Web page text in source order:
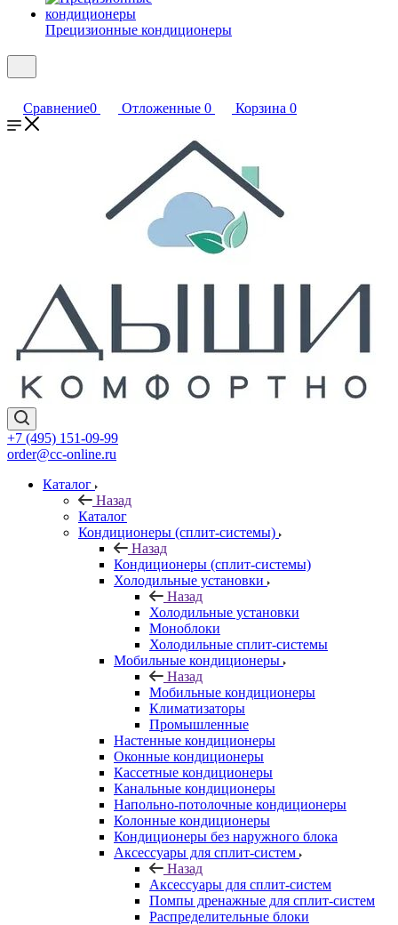
Прецизионные кондиционеры
Сравнение0 Отложенные 0 Корзина 0
+7 (495) 151-09-99
order@cc-online.ru
Каталог
Назад
Каталог
Кондиционеры (сплит-системы)
Назад
Кондиционеры (сплит-системы)
Холодильные установки
Назад
Холодильные установки
Моноблоки
Холодильные сплит-системы
Мобильные кондиционеры
Назад
Мобильные кондиционеры
Климатизаторы
Промышленные
Настенные кондиционеры
Оконные кондиционеры
Кассетные кондиционеры
Канальные кондиционеры
Напольно-потолочные кондиционеры
Колонные кондиционеры
Кондиционеры без наружного блока
Аксессуары для сплит-систем
Назад
Аксессуары для сплит-систем
Помпы дренажные для сплит-систем
Распределительные блоки